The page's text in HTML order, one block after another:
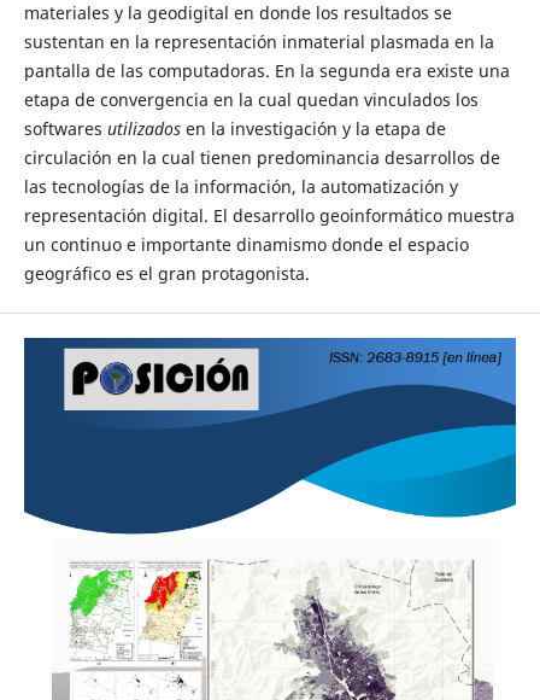
materiales y la geodigital en donde los resultados se
sustentan en la representación inmaterial plasmada en la
pantalla de las computadoras. En la segunda era existe una
etapa de convergencia en la cual quedan vinculados los
softwares utilizadosen la investigación y la etapa de
circulación en la cual tienen predominancia desarrollos de
las tecnologías de la información, la automatización y
representación digital. El desarrollo geoinformático muestra
un continuo e importante dinamismo donde el espacio
geográfico es el gran protagonista.